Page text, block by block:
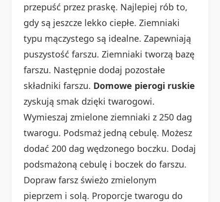
przepuść przez praskę. Najlepiej rób to,
gdy są jeszcze lekko ciepłe. Ziemniaki
typu mączystego są idealne. Zapewniają
puszystość farszu. Ziemniaki tworzą bazę
farszu. Następnie dodaj pozostałe
składniki farszu. Domowe pierogi ruskie
zyskują smak dzięki twarogowi.
Wymieszaj zmielone ziemniaki z 250 dag
twarogu. Podsmaż jedną cebulę. Możesz
dodać 200 dag wędzonego boczku. Dodaj
podsmażoną cebulę i boczek do farszu.
Dopraw farsz świeżo zmielonym
pieprzem i solą. Proporcje twarogu do